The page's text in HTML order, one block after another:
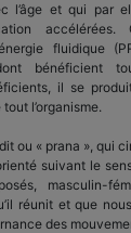
l’âge et qui par
accélérées.
fluidique
bénéficient
il se
l’organisme.
ou « prana », qui
suivant le
masculin-
réunit et que
des